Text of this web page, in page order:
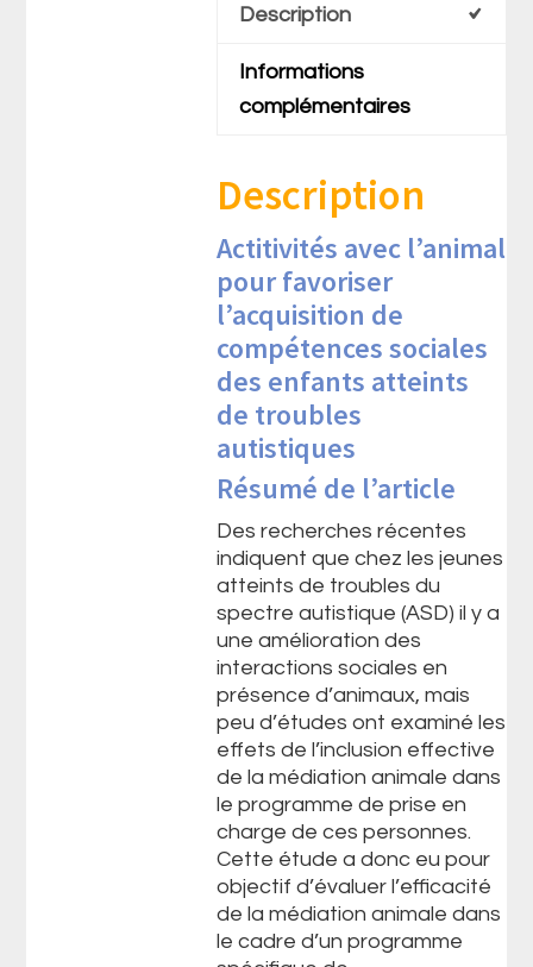
Description
Informations
complémentaires
Description
Actitivités avec l’animal
pour favoriser
l’acquisition de
compétences sociales
des enfants atteints
de troubles
autistiques
Résumé de l’article
Des recherches récentes
indiquent que chez les jeunes
atteints de troubles du
spectre autistique (ASD) il y a
une amélioration des
interactions sociales en
présence d’animaux, mais
peu d’études ont examiné les
effets de l’inclusion effective
de la médiation animale dans
le programme de prise en
charge de ces personnes.
Cette étude a donc eu pour
objectif d’évaluer l’efficacité
de la médiation animale dans
le cadre d’un programme